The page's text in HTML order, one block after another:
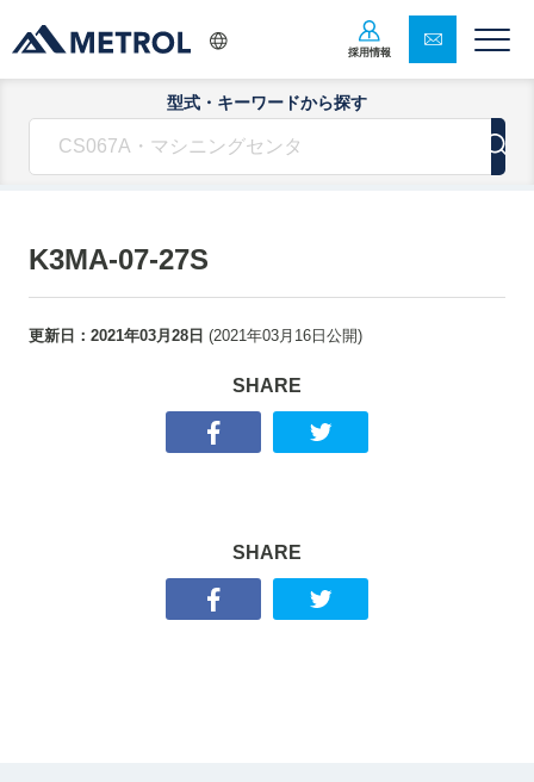
採用情報
型式・キーワードから探す
K3MA-07-27S
更新日： 2021年03月28日 (2021年03月16日 公開)
SHARE
SHARE